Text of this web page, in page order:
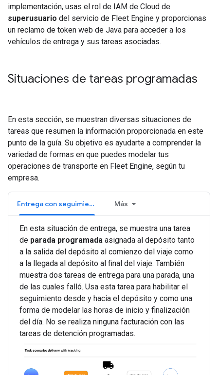
implementación, usas el rol de IAM de Cloud de
superusuario del servicio de Fleet Engine y proporcionas
un reclamo de token web de Java para acceder a los
vehículos de entrega y sus tareas asociadas.
Situaciones de tareas programadas
En esta sección, se muestran diversas situaciones de
tareas que resumen la información proporcionada en este
punto de la guía. Su objetivo es ayudarte a comprender la
variedad de formas en que puedes modelar tus
operaciones de transporte en Fleet Engine, según tu
empresa.
Entrega con seguimiento Más
En esta situación de entrega, se muestra una tarea
de parada programada asignada al depósito tanto
a la salida del depósito al comienzo del viaje como
a la llegada al depósito al final del viaje. También
muestra dos tareas de entrega para una parada, una
de las cuales falló. Usa esta tarea para habilitar el
seguimiento desde y hacia el depósito y como una
forma de modelar las horas de inicio y finalización
del día. No se realiza ninguna facturación con las
tareas de detención programadas.